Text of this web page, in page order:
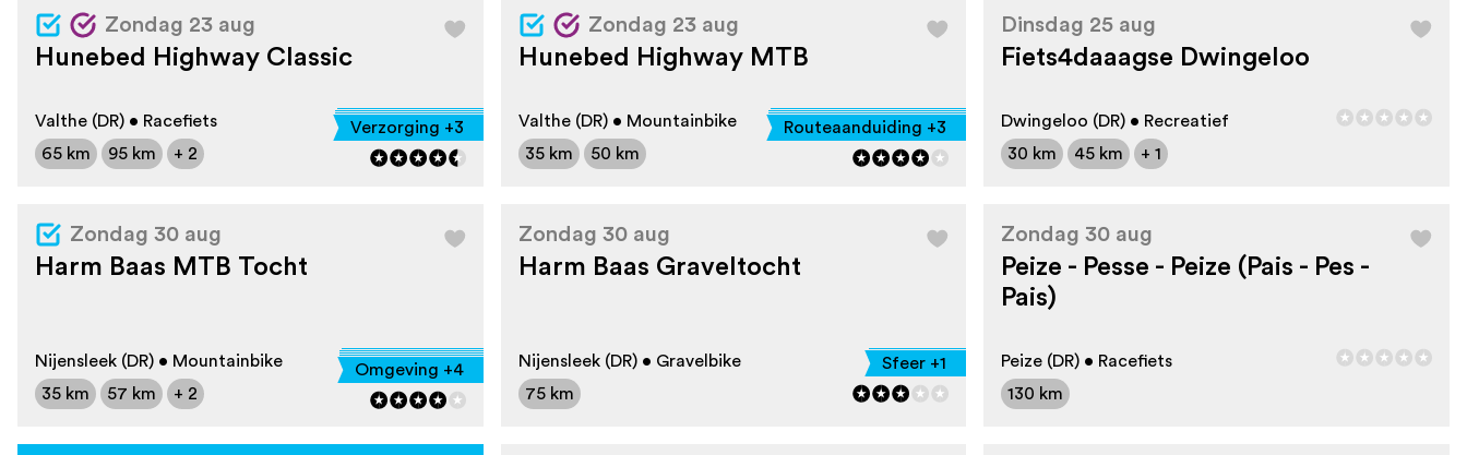
Zondag 23 aug
Hunebed Highway Classic
Valthe (DR) • Racefiets
65 km
95 km + 2
Verzorging +3
Zondag 23 aug
Hunebed Highway MTB
Valthe (DR) • Mountainbike
35 km
50 km
Routeaanduiding +3
Dinsdag 25 aug
Fiets4daaagse Dwingeloo
Dwingeloo (DR) • Recreatief
30 km
45 km + 1
Zondag 30 aug
Harm Baas MTB Tocht
Nijensleek (DR) • Mountainbike
35 km
57 km + 2
Omgeving +4
Zondag 30 aug
Harm Baas Graveltocht
Nijensleek (DR) • Gravelbike
75 km
Sfeer +1
Zondag 30 aug
Peize - Pesse - Peize (Pais - Pes -
Pais)
Peize (DR) • Racefiets
130 km